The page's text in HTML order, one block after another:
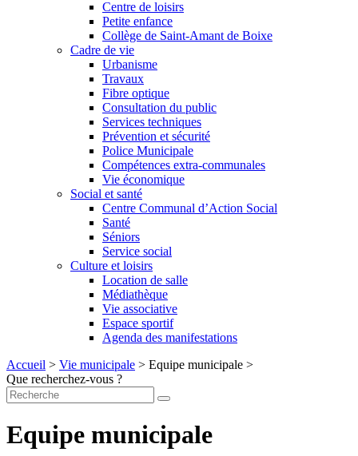
Centre de loisirs
Petite enfance
Collège de Saint-Amant de Boixe
Cadre de vie
Urbanisme
Travaux
Fibre optique
Consultation du public
Services techniques
Prévention et sécurité
Police Municipale
Compétences extra-communales
Vie économique
Social et santé
Centre Communal d’Action Social
Santé
Séniors
Service social
Culture et loisirs
Location de salle
Médiathèque
Vie associative
Espace sportif
Agenda des manifestations
Accueil > Vie municipale > Equipe municipale >
Que recherchez-vous ?
Equipe municipale